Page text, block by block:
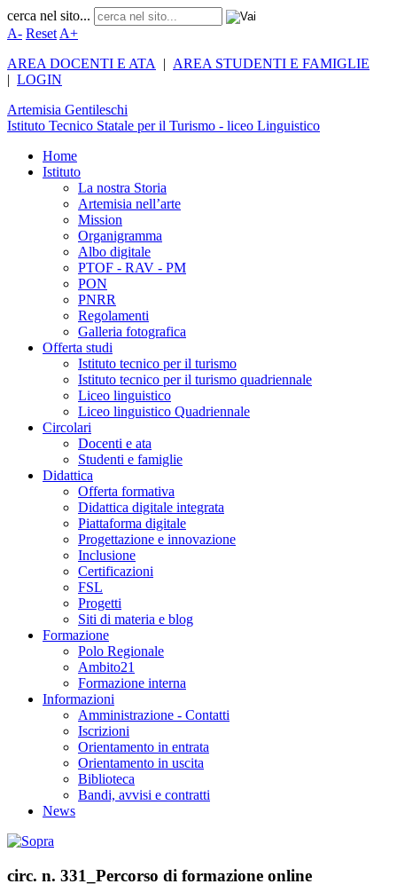
cerca nel sito...
A- Reset A+
AREA DOCENTI E ATA
| AREA STUDENTI E FAMIGLIE
| LOGIN
Artemisia Gentileschi
Istituto Tecnico Statale per il Turismo - liceo Linguistico
Home
Istituto
La nostra Storia
Artemisia nell’arte
Mission
Organigramma
Albo digitale
PTOF - RAV - PM
PON
PNRR
Regolamenti
Galleria fotografica
Offerta studi
Istituto tecnico per il turismo
Istituto tecnico per il turismo quadriennale
Liceo linguistico
Liceo linguistico Quadriennale
Circolari
Docenti e ata
Studenti e famiglie
Didattica
Offerta formativa
Didattica digitale integrata
Piattaforma digitale
Progettazione e innovazione
Inclusione
Certificazioni
FSL
Progetti
Siti di materia e blog
Formazione
Polo Regionale
Ambito21
Formazione interna
Informazioni
Amministrazione - Contatti
Iscrizioni
Orientamento in entrata
Orientamento in uscita
Biblioteca
Bandi, avvisi e contratti
News
circ. n. 331_Percorso di formazione online